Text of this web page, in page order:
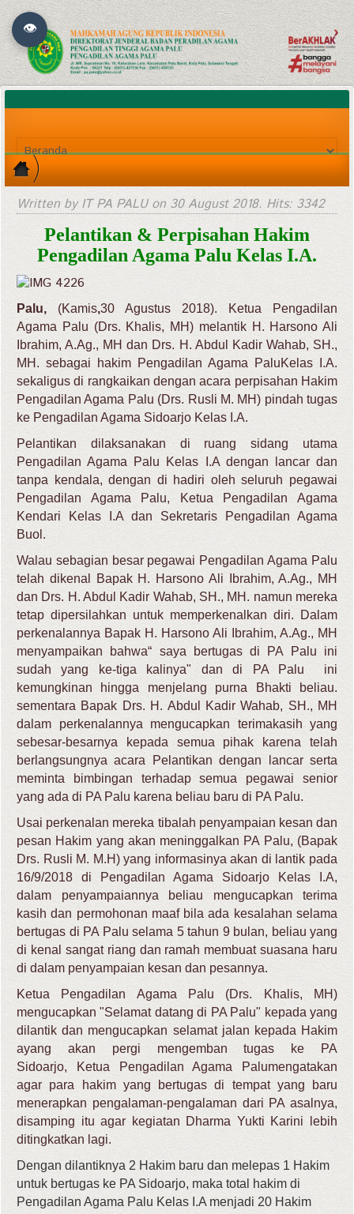
Written by IT PA PALU on 30 August 2018. Hits: 3342
Pelantikan & Perpisahan Hakim
Pengadilan Agama Palu Kelas I.A.
Palu, (Kamis,30 Agustus 2018). Ketua Pengadilan
Agama Palu (Drs. Khalis, MH) melantik H. Harsono Ali
Ibrahim, A.Ag., MH dan Drs. H. Abdul Kadir Wahab, SH.,
MH. sebagai hakim Pengadilan Agama PaluKelas I.A.
sekaligus di rangkaikan dengan acara perpisahan Hakim
Pengadilan Agama Palu (Drs. Rusli M. MH) pindah tugas
ke Pengadilan Agama Sidoarjo Kelas I.A.
Pelantikan dilaksanakan di ruang sidang utama
Pengadilan Agama Palu Kelas I.A dengan lancar dan
tanpa kendala, dengan di hadiri oleh seluruh pegawai
Pengadilan Agama Palu, Ketua Pengadilan Agama
Kendari Kelas I.A dan Sekretaris Pengadilan Agama
Buol.
Walau sebagian besar pegawai Pengadilan Agama Palu
telah dikenal Bapak H. Harsono Ali Ibrahim, A.Ag., MH
dan Drs. H. Abdul Kadir Wahab, SH., MH. namun mereka
tetap dipersilahkan untuk memperkenalkan diri. Dalam
perkenalannya Bapak H. Harsono Ali Ibrahim, A.Ag., MH
menyampaikan bahwa“ saya bertugas di PA Palu ini
sudah yang ke-tiga kalinya" dan di PA Palu ini
kemungkinan hingga menjelang purna Bhakti beliau.
sementara Bapak Drs. H. Abdul Kadir Wahab, SH., MH
dalam perkenalannya mengucapkan terimakasih yang
sebesar-besarnya kepada semua pihak karena telah
berlangsungnya acara Pelantikan dengan lancar serta
meminta bimbingan terhadap semua pegawai senior
yang ada di PA Palu karena beliau baru di PA Palu.
Usai perkenalan mereka tibalah penyampaian kesan dan
pesan Hakim yang akan meninggalkan PA Palu, (Bapak
Drs. Rusli M. M.H) yang informasinya akan di lantik pada
16/9/2018 di Pengadilan Agama Sidoarjo Kelas I.A,
dalam penyampaiannya beliau mengucapkan terima
kasih dan permohonan maaf bila ada kesalahan selama
bertugas di PA Palu selama 5 tahun 9 bulan, beliau yang
di kenal sangat riang dan ramah membuat suasana haru
di dalam penyampaian kesan dan pesannya.
Ketua Pengadilan Agama Palu (Drs. Khalis, MH)
mengucapkan "Selamat datang di PA Palu" kepada yang
dilantik dan mengucapkan selamat jalan kepada Hakim
ayang akan pergi mengemban tugas ke PA
Sidoarjo,
Ketua Pengadilan Agama Palumengatakan
agar para hakim yang bertugas di tempat yang baru
menerapkan pengalaman-pengalaman dari PA asalnya,
disamping itu agar kegiatan Dharma Yukti Karini lebih
ditingkatkan lagi.
Dengan dilantiknya 2 Hakim baru dan melepas 1 Hakim
untuk bertugas ke PA Sidoarjo, maka total hakim di
Pengadilan Agama Palu Kelas I.A menjadi 20 Hakim
👁